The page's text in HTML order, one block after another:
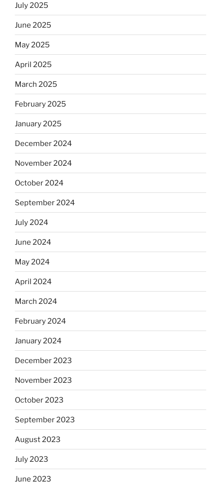
July 2025
June 2025
May 2025
April 2025
March 2025
February 2025
January 2025
December 2024
November 2024
October 2024
September 2024
July 2024
June 2024
May 2024
April 2024
March 2024
February 2024
January 2024
December 2023
November 2023
October 2023
September 2023
August 2023
July 2023
June 2023